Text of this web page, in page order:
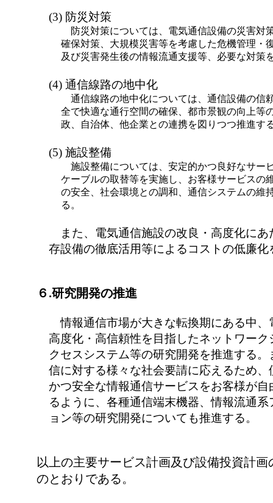
(3) 防災対策
防災対策については、電気通信設備の災害対
確保対策、大規模災害等を考慮した危機管理・
及び災害発生後の情報流通支援等、必要な対策
(4) 通信線路の地中化
通信線路の地中化については、通信設備の信
全で快適な通行空間の確保、都市景観の向上等
政、自治体、他企業との連携を図りつつ推進す
(5) 施設整備
施設整備については、安定的かつ良好なサー
ケーブルの取替等を実施し、お客様サービスの
の安全、社会環境との調和、通信システムの維
る。
また、電気通信施設の改良・高度化にあ
存設備の徹底活用等によるコストの低廉化
６.研究開発の推進
情報通信市場が大きな転換期にある中、
高度化・高信頼性を目指したネットワーク
クセスシステム等の研究開発を推進する。
信に対する様々な社会要請に応えるため、
かつ安全な情報通信サービスをお客様が自
るように、各種通信端末機器、情報流通系
ョン等の研究開発についても推進する。
以上の主要サービス計画及び設備投資計画
のとおりである。